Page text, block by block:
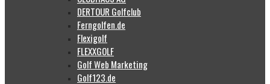
DERTOUR Golfclub
Ferngolfen.de
Flexigolf
FLEXXGOLF
Golf Web Marketing
Golf123.de